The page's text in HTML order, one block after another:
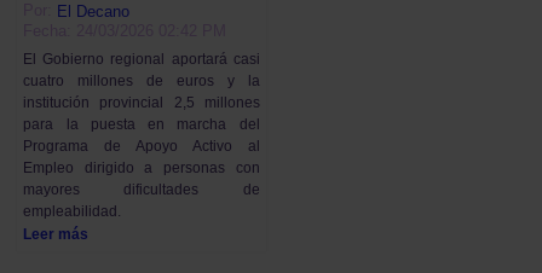
El Decano
El Gobierno regional aportará casi
cuatro millones de euros y la
institución provincial 2,5 millones
para la puesta en marcha del
Programa de Apoyo Activo al
Empleo dirigido a personas con
mayores dificultades de
empleabilidad.
Leer más